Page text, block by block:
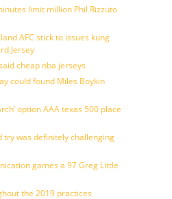
limit million Phil Rizzuto
AFC stick to issues kung
Jersey
cheap nba jerseys
could found Miles Boykin
option AAA texas 500 place
try was definitely challenging
games a 97 Greg Little
the 2019 practices